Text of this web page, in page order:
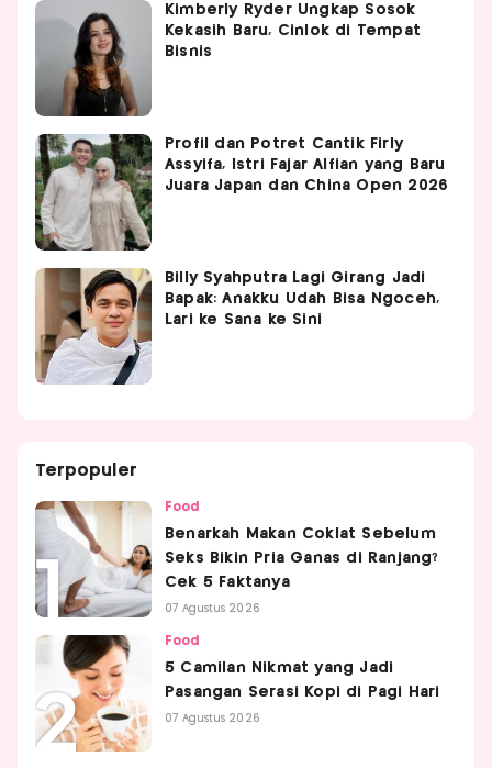
Kimberly Ryder Ungkap Sosok
Kekasih Baru, Cinlok di Tempat
Bisnis
Profil dan Potret Cantik Firly
Assyifa, Istri Fajar Alfian yang Baru
Juara Japan dan China Open 2026
Billy Syahputra Lagi Girang Jadi
Bapak: Anakku Udah Bisa Ngoceh,
Lari ke Sana ke Sini
Terpopuler
Food
Benarkah Makan Coklat Sebelum
Seks Bikin Pria Ganas di Ranjang?
Cek 5 Faktanya
07 Agustus 2026
Food
5 Camilan Nikmat yang Jadi
Pasangan Serasi Kopi di Pagi Hari
07 Agustus 2026